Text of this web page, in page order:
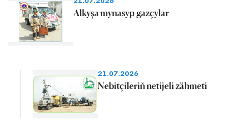
Alkyşa mynasyp gazçylar
21.07.2026
Nebitçileriň netijeli zähmeti